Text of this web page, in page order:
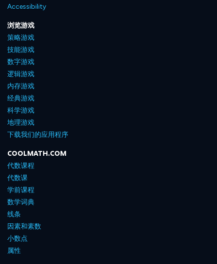
Accessibility
浏览游戏
策略游戏
技能游戏
数字游戏
逻辑游戏
内存游戏
经典游戏
科学游戏
地理游戏
下载我们的应用程序
COOLMATH.COM
代数课程
代数课
学前课程
数学词典
线条
因素和素数
小数点
属性